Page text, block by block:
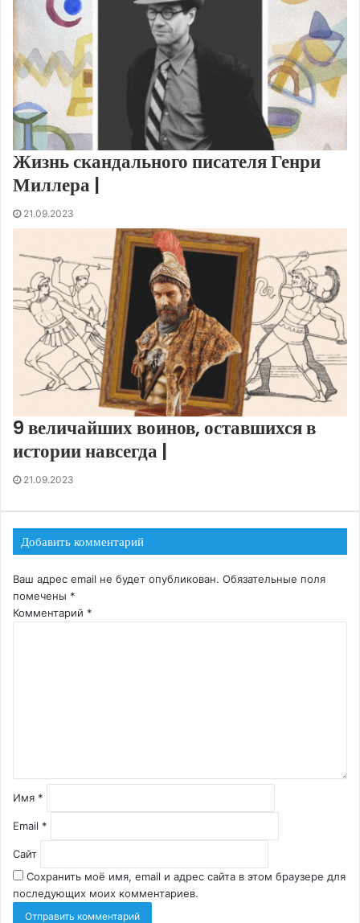
Жизнь скандального писателя Генри
Миллера |
21.09.2023
9 величайших воинов, оставшихся в
истории навсегда |
21.09.2023
Добавить комментарий
Ваш адрес email не будет опубликован. Обязательные поля
помечены *
Комментарий *
Имя *
Email *
Сайт
Сохранить моё имя, email и адрес сайта в этом браузере для
последующих моих комментариев.